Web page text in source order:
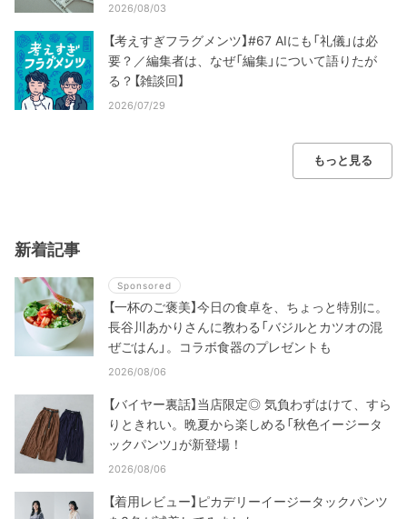
2026/08/03
【考えすぎフラグメンツ】#67 AIにも「礼儀」は必
要？／編集者は、なぜ「編集」について語りたが
る？【雑談回】
2026/07/29
もっと見る
新着記事
Sponsored
【一杯のご褒美】今日の食卓を、ちょっと特別に。
長谷川あかりさんに教わる「バジルとカツオの混
ぜごはん」。コラボ食器のプレゼントも
2026/08/06
【バイヤー裏話】当店限定◎ 気負わずはけて、すら
りときれい。晩夏から楽しめる「秋色イージータ
ックパンツ」が新登場！
2026/08/06
【着用レビュー】ピカデリーイージータックパンツ